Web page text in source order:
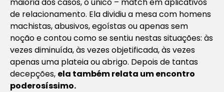
de relacionamento. Ela dividiu a mesa com homens
machistas, abusivos, egoístas ou apenas sem
noção e contou como se sentiu nestas situações: às
vezes diminuída, às vezes objetificada, às vezes
apenas uma plateia ou abrigo. Depois de tantas
decepções, ela também relata um encontro
poderosíssimo.